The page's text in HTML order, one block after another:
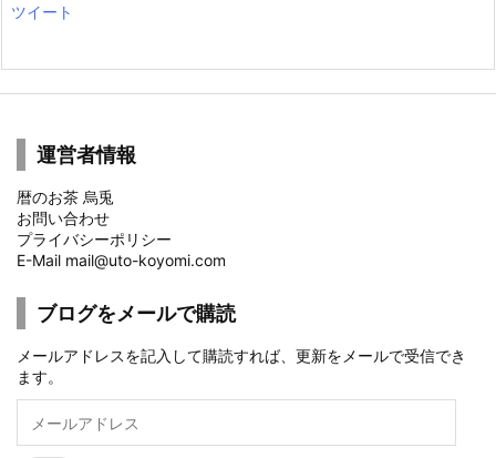
ツイート
運営者情報
暦のお茶 烏兎
お問い合わせ
プライバシーポリシー
E-Mail mail@uto-koyomi.com
ブログをメールで購読
メールアドレスを記入して購読すれば、更新をメールで受信でき
ます。
ル